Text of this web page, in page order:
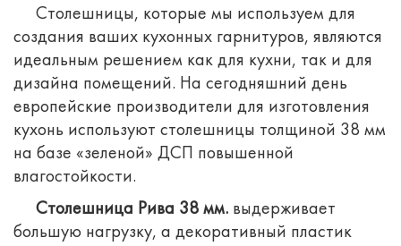
Столешницы, которые мы используем для
создания ваших кухонных гарнитуров, являются
идеальным решением как для кухни, так и для
дизайна помещений. На сегодняшний день
европейские производители для изготовления
кухонь используют столешницы толщиной 38 мм
на базе «зеленой» ДСП повышенной
влагостойкости.
Столешница Рива 38 мм. выдерживает
большую нагрузку, а декоративный пластик